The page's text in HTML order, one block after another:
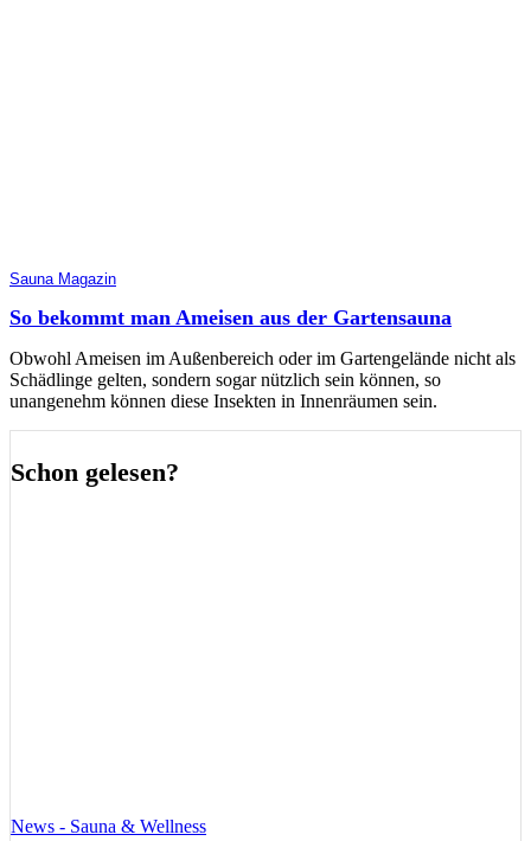
Sauna Magazin
So bekommt man Ameisen aus der Gartensauna
Obwohl Ameisen im Außenbereich oder im Gartengelände nicht als
Schädlinge gelten, sondern sogar nützlich sein können, so
unangenehm können diese Insekten in Innenräumen sein.
Schon gelesen?
News - Sauna & Wellness